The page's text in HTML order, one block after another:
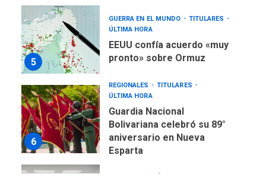
5
GUERRA EN EL MUNDO
TITULARES
ÚLTIMA HORA
EEUU confía acuerdo «muy
pronto» sobre Ormuz
6
REGIONALES
TITULARES
ÚLTIMA HORA
Guardia Nacional
Bolivariana celebró su 89°
aniversario en Nueva
Esparta